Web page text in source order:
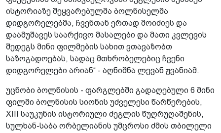
ისტორიაზე შეყვარებულმა ბოლნისელმა
დიდგორელებმა, ჩვენთან ერთად მოიძიეს და
დაამუშავეს საარქივო მასალები და მათი კვლევის
შედეგს მინი ფილმების სახით ვთავაზობთ
საზოგადოებას, სადაც მთხრობელებიც ჩვენი
დიდგორელები არიან“ - აღნიშნა ლევან ჟვანიამ.
უცნობი ბოლნისის - ფარგლებში გადაღებული 6 მინი
ფილმი ბოლნისის სიონის უძველესი წარწერების,
XIII საუკუნის ისტორიული ძეგლის წუღრუღაშენის,
სულხან-საბა ორბელიანის უმცროსი ძმის თბილელი